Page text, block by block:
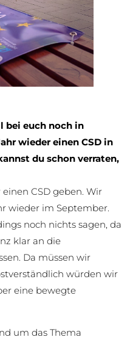
bei euch noch in
wieder einen CSD in
du schon verraten,
CSD geben. Wir
wieder im September.
noch nichts sagen, da
klar an die
Da müssen wir
würden wir
eine bewegte
um das Thema